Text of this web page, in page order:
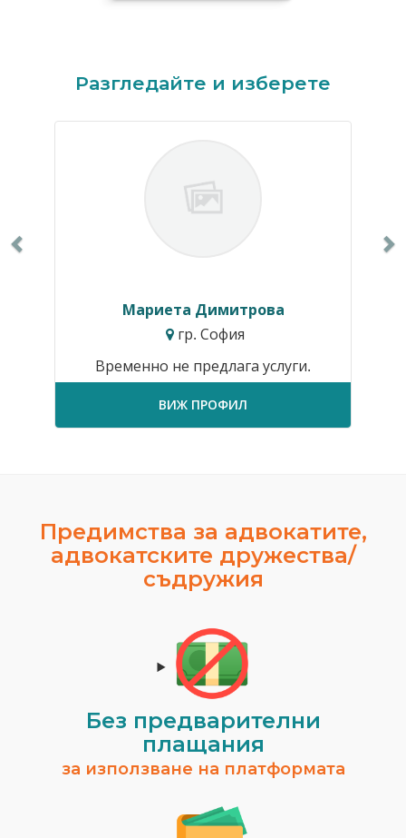
Разгледайте и изберете
Мариета Димитрова
гр. София
Временно не предлага услуги.
ВИЖ ПРОФИЛ
Предимства за адвокатите,
адвокатските дружества/
съдружия
Без предварителни
плащания
за използване на платформата